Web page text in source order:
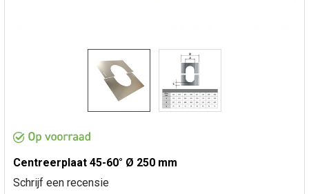
Centreerplaat 45-60° Ø 250 mm
Schrijf een recensie